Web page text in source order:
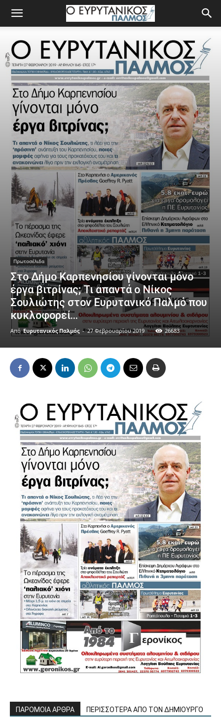
Πρωτοσέλιδα
Στο Δήμο Καρπενησίου γίνονται μόνο
έργα βιτρίνας; Τι απαντά ο Νίκος
Σουλιώτης στον Ευρυτανικό Παλμό που
κυκλοφορεί…
Από Ευρυτανικός Παλμός - 27 Φεβρουαρίου 2019 26683
ΠΑΡΟΜΟΙΑ ΑΡΘΡΑ ΠΕΡΙΣΣΟΤΕΡΑ ΑΠΟ ΤΟΝ ΔΗΜΙΟΥΡΓΟ